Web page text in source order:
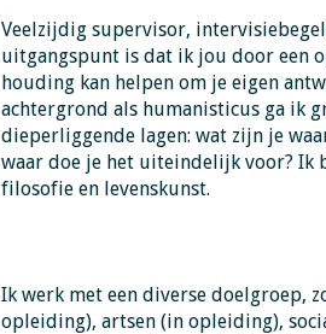
Veelzijdig supervisor,
uitgangspunt is dat ik jou door een
houding kan helpen om je eigen
achtergrond als humanisticus ga ik
dieperliggende lagen: wat zijn je
waar doe je het uiteindelijk voor?
filosofie en levenskunst.
Ik werk met een diverse doelgroep,
opleiding), artsen (in opleiding),